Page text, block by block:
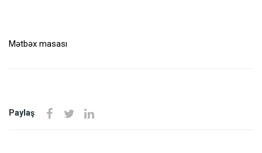
Mətbəx masası
Paylaş